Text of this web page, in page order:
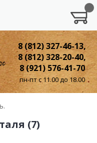
8 (812) 327-46-13,
8 (812) 328-20-40,
8 (921) 576-41-70
пн-пт с 11.00 до 18.00
(7)